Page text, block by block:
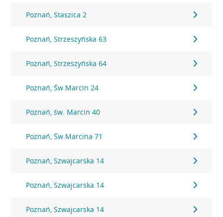
Poznań, Staszica 2
Poznań, Strzeszyńska 63
Poznań, Strzeszyńska 64
Poznań, Św.Marcin 24
Poznań, św. Marcin 40
Poznań, Św.Marcina 71
Poznań, Szwajcarska 14
Poznań, Szwajcarska 14
Poznań, Szwajcarska 14